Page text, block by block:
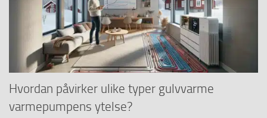
Hvordan påvirker ulike typer gulvvarme
varmepumpens ytelse?